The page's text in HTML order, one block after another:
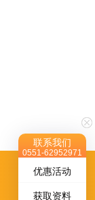
联系我们
0551-62952971
优惠活动
获取资料